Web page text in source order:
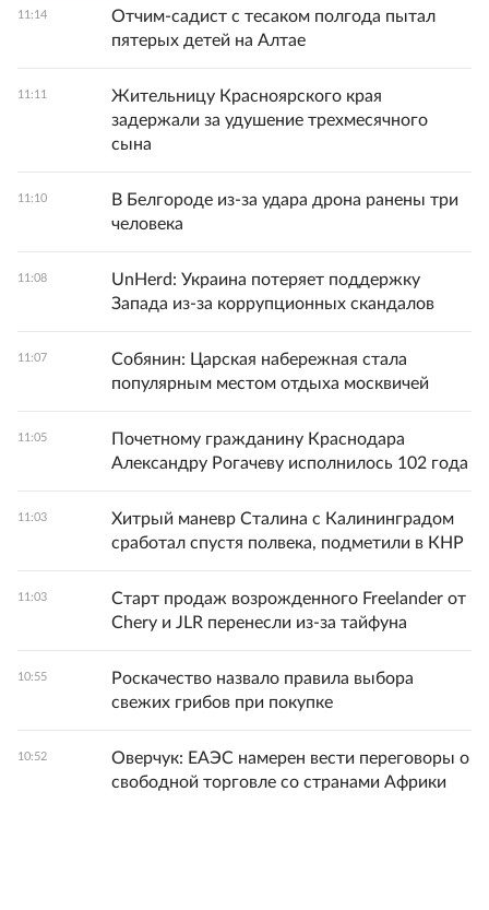
11:14
Отчим-садист с тесаком полгода пытал
пятерых детей на Алтае
11:11
Жительницу Красноярского края
задержали за удушение трехмесячного
сына
11:10
В Белгороде из-за удара дрона ранены три
человека
11:08
UnHerd: Украина потеряет поддержку
Запада из-за коррупционных скандалов
11:07
Собянин: Царская набережная стала
популярным местом отдыха москвичей
11:05
Почетному гражданину Краснодара
Александру Рогачеву исполнилось 102 года
11:03
Хитрый маневр Сталина с Калининградом
сработал спустя полвека, подметили в КНР
11:03
Старт продаж возрожденного Freelander от
Chery и JLR перенесли из-за тайфуна
10:55
Роскачество назвало правила выбора
свежих грибов при покупке
10:52
Оверчук: ЕАЭС намерен вести переговоры о
свободной торговле со странами Африки